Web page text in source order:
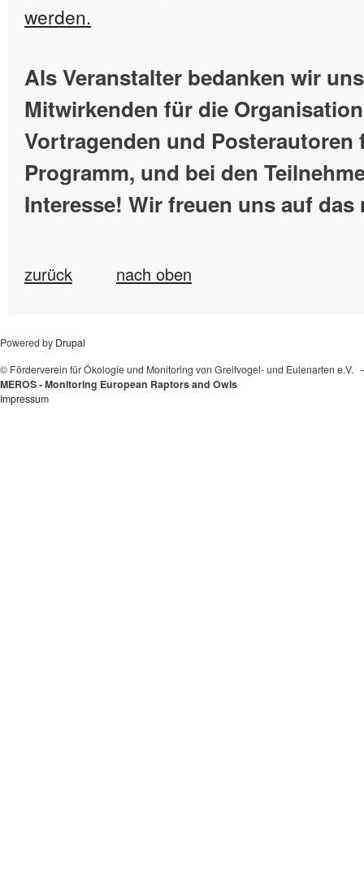
werden.
Als Veranstalter bedanken wir
Mitwirkenden für die
Vortragenden und Posterautoren
Programm, und bei den
Interesse! Wir freuen uns auf das
zurück nach oben
Powered by Drupal
© Förderverein für Ökologie und Monitoring von Greifvogel- und Eulenarten e.V.
MEROS - Monitoring European Raptors and Owls
Impressum